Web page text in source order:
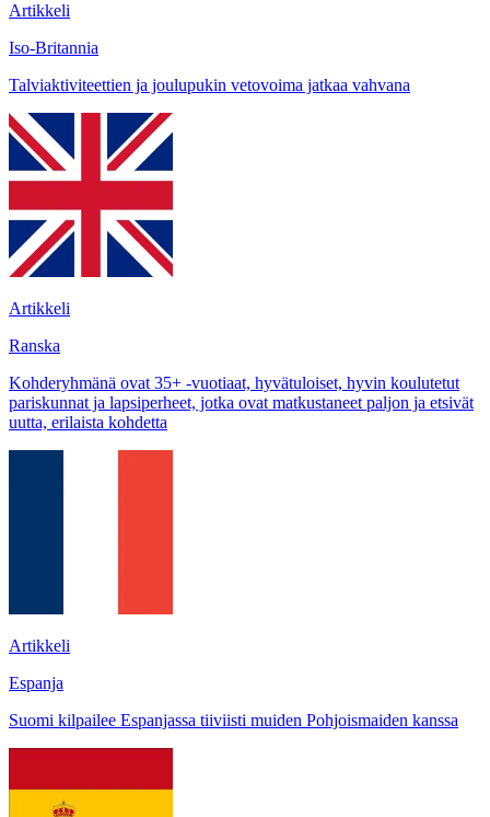
Artikkeli
Iso-Britannia
Talviaktiviteettien ja joulupukin vetovoima jatkaa vahvana
Artikkeli
Ranska
Kohderyhmänä ovat 35+ -vuotiaat, hyvätuloiset, hyvin koulutetut
pariskunnat ja lapsiperheet, jotka ovat matkustaneet paljon ja etsivät
uutta, erilaista kohdetta
Artikkeli
Espanja
Suomi kilpailee Espanjassa tiiviisti muiden Pohjoismaiden kanssa